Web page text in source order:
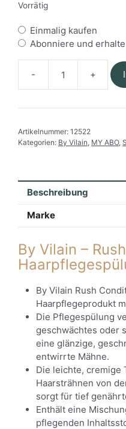
Vorrätig
Wähle
eine
Einmalig kaufen
Abonniere und
By
Vilain
-
Artikelnummer: 12522
Kategorien: By Vilain, MY ABO,
Beschreibung
Marke
By Vilain –
By Vilain Rush
Haarpflegeprodukt
Die Pflegespülung
geschwächtes oder
eine glänzige,
entwirrte Mähne.
Die leichte, cremige
Haarsträhnen von
sorgt für tief
Enthält eine
pflegenden